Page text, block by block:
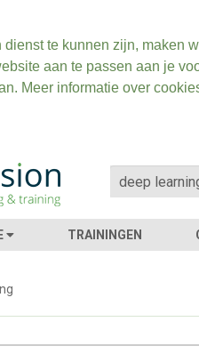
te kunnen zijn, maken
aan te passen aan je
Meer informatie over
TRAININGEN